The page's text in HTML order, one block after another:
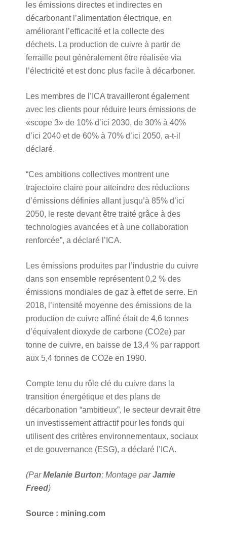
les émissions directes et indirectes en
décarbonant l’alimentation électrique, en
améliorant l’efficacité et la collecte des
déchets. La production de cuivre à partir de
ferraille peut généralement être réalisée via
l’électricité et est donc plus facile à décarboner.
Les membres de l’ICA travailleront également
avec les clients pour réduire leurs émissions de
«scope 3» de 10% d’ici 2030, de 30% à 40%
d’ici 2040 et de 60% à 70% d’ici 2050, a-t-il
déclaré.
“Ces ambitions collectives montrent une
trajectoire claire pour atteindre des réductions
d’émissions définies allant jusqu’à 85% d’ici
2050, le reste devant être traité grâce à des
technologies avancées et à une collaboration
renforcée”, a déclaré l’ICA.
Les émissions produites par l’industrie du cuivre
dans son ensemble représentent 0,2 % des
émissions mondiales de gaz à effet de serre. En
2018, l’intensité moyenne des émissions de la
production de cuivre affiné était de 4,6 tonnes
d’équivalent dioxyde de carbone (CO2e) par
tonne de cuivre, en baisse de 13,4 % par rapport
aux 5,4 tonnes de CO2e en 1990.
Compte tenu du rôle clé du cuivre dans la
transition énergétique et des plans de
décarbonation “ambitieux”, le secteur devrait être
un investissement attractif pour les fonds qui
utilisent des critères environnementaux, sociaux
et de gouvernance (ESG), a déclaré l’ICA.
(ParMelanie Burton; Montage parJamie
Freed)
Source : mining.com